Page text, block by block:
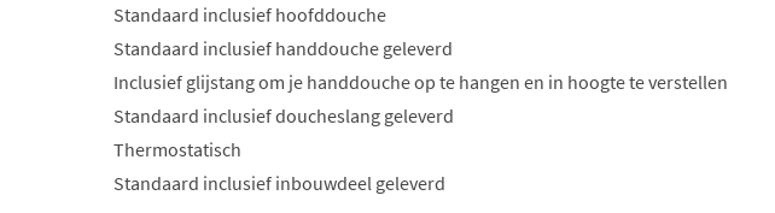
Standaard inclusief hoofddouche
Standaard inclusief handdouche geleverd
Inclusief glijstang om je handdouche op te hangen en in hoogte te verstellen
Standaard inclusief doucheslang geleverd
Thermostatisch
Standaard inclusief inbouwdeel geleverd